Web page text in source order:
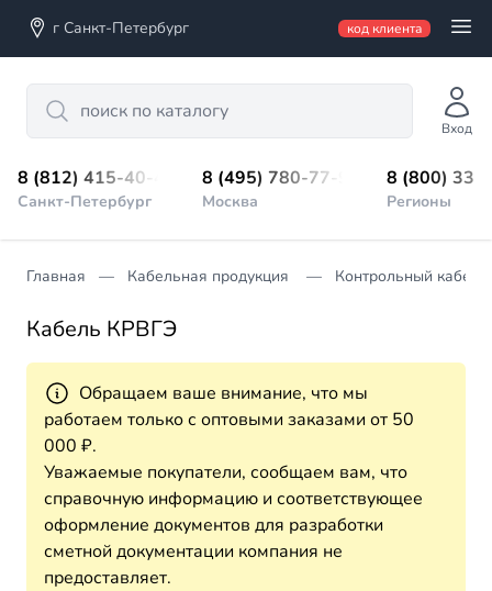
г Санкт-Петербург код клиента
Search
Вход
8 (812) 415-40-45
Санкт-Петербург
8 (495) 780-77-98
Москва
8 (800)
Регионы
Главная Кабельная продукция Контрольный кабель
Кабель КРВГЭ
Обращаем ваше внимание, что мы
работаем только с оптовыми заказами от 50
000 ₽.
Уважаемые покупатели, сообщаем вам, что
справочную информацию и соответствующее
оформление документов для разработки
сметной документации компания не
предоставляет.